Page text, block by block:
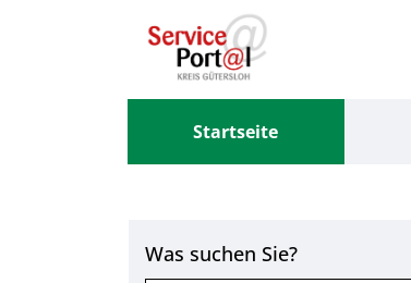
Zum Hauptinhalt springen
Startseite
Was suchen Sie?